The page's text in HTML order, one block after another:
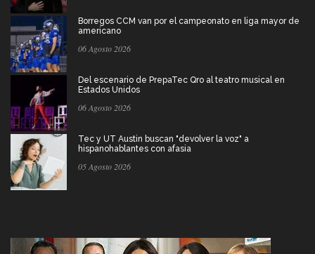
Borregos CCM van por el campeonato en liga mayor de
americano
06 Agosto 2026
Del escenario de PrepaTec Qro al teatro musical en
Estados Unidos
06 Agosto 2026
Tec y UT Austin buscan "devolver la voz" a
hispanohablantes con afasia
05 Agosto 2026